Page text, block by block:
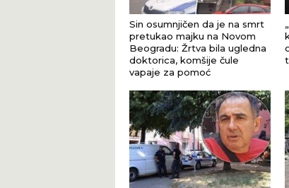
Sin osumnjičen da je na smrt
pretukao majku na Novom
Beogradu: Žrtva bila ugledna
doktorica, komšije čule
vapaje za pomoć